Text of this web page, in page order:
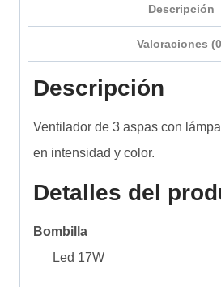
Descripción
Valoraciones
Descripción
Ventilador de 3 aspas con
en intensidad y color.
Detalles del
Bombilla
Led 17W